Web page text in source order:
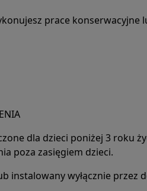
prace konserwacyjne
dla dzieci poniżej 3 roku
poza zasięgiem dzieci.
instalowany wyłącznie przez